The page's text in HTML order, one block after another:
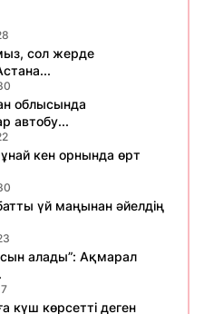
сол жерде
облысында
автобу...
кен орнында өрт
үй маңынан әйелдің
алады”: Ақмарал
күш көрсетті деген